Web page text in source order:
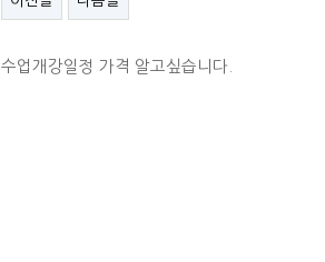
수업개강일정 가격 알고싶습니다.